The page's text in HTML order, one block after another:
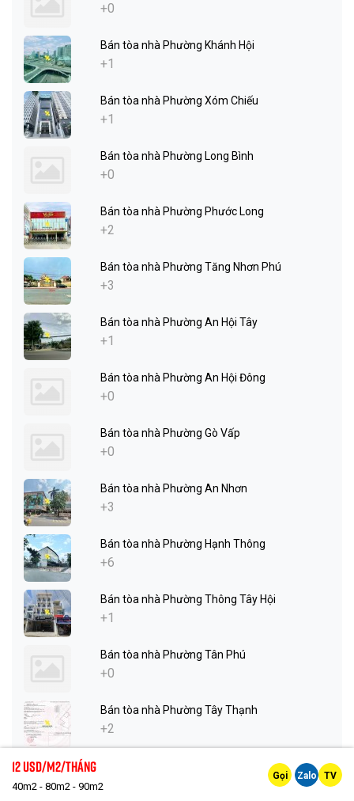
+0
Bán tòa nhà Phường Khánh Hội
+1
Bán tòa nhà Phường Xóm Chiếu
+1
Bán tòa nhà Phường Long Bình
+0
Bán tòa nhà Phường Phước Long
+2
Bán tòa nhà Phường Tăng Nhơn Phú
+3
Bán tòa nhà Phường An Hội Tây
+1
Bán tòa nhà Phường An Hội Đông
+0
Bán tòa nhà Phường Gò Vấp
+0
Bán tòa nhà Phường An Nhơn
+3
Bán tòa nhà Phường Hạnh Thông
+6
Bán tòa nhà Phường Thông Tây Hội
+1
Bán tòa nhà Phường Tân Phú
+0
Bán tòa nhà Phường Tây Thạnh
+2
+3
12 Usd/m2/tháng
40m2 - 80m2 - 90m2
Gọi Zalo TV